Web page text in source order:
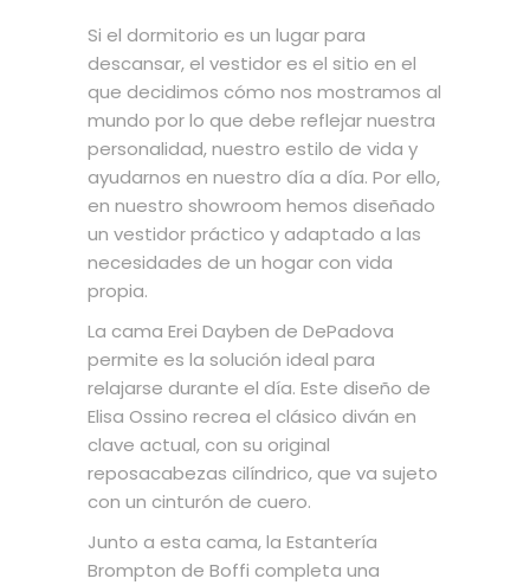
Si el dormitorio es un lugar para
descansar, el vestidor es el sitio en el
que decidimos cómo nos mostramos al
mundo por lo que debe reflejar nuestra
personalidad, nuestro estilo de vida y
ayudarnos en nuestro día a día. Por ello,
en nuestro showroom hemos diseñado
un vestidor práctico y adaptado a las
necesidades de un hogar con vida
propia.
La cama Erei Dayben de DePadova
permite es la solución ideal para
relajarse durante el día. Este diseño de
Elisa Ossino recrea el clásico diván en
clave actual, con su original
reposacabezas cilíndrico, que va sujeto
con un cinturón de cuero.
Junto a esta cama, la Estantería
Brompton de Boffi completa una